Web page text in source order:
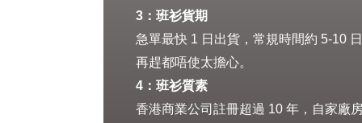
3：班衫貨期
急單最快 1 日出貨，常規時間約 5-10
再趕都唔使太擔心。
4：班衫質素
香港商業公司註冊超過 10 年，自家廠